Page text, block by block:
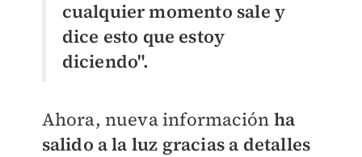
cualquier momento sale y
dice esto que estoy
diciendo".
Ahora, nueva información ha
salido a la luz gracias a detalles